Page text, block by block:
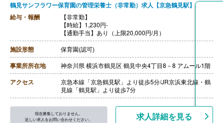
鶴見サンフラワー保育園の管理栄養士（非常勤）求人【京急鶴見駅】
給与・報酬
【非常勤】
【時給】1,230円-
【通勤手当】あり（上限20,000円/月）
施設形態 保育園(認可)
事業所所在地 神奈川県 横浜市鶴見区 鶴見中央4丁目8－8 アムール1階
アクセス
京急本線「京急鶴見駅」より徒歩5分/JR京浜東北線・鶴
見線「鶴見駅」より徒歩7分
現在募集しておりません。
近しい求人をお問い合わせください。
求人詳細を見る